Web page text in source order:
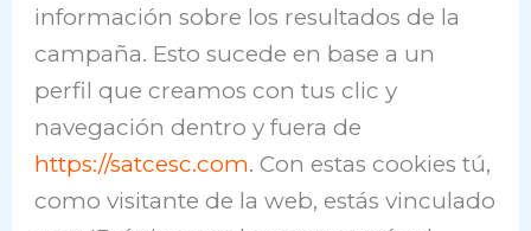
información sobre los resultados de la
campaña. Esto sucede en base a un
perfil que creamos con tus clic y
navegación dentro y fuera de
https://satcesc.com. Con estas cookies tú,
como visitante de la web, estás vinculado